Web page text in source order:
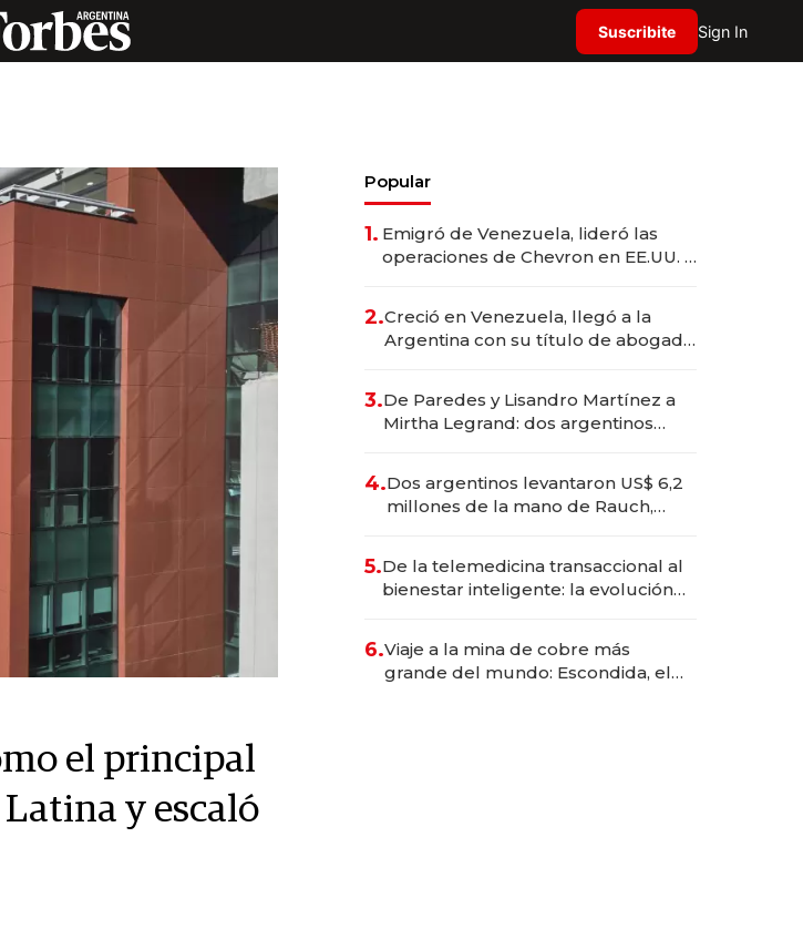
Suscribite Sign In
el principal
y escaló
Popular
1. Emigró de Venezuela, lideró las
operaciones de Chevron en EE.UU. y
2.Creció en Venezuela, llegó a la
Argentina con su título de abogado
marcas "fast premium"
3.De Paredes y Lisandro Martínez a
Mirtha Legrand: dos argentinos
deportivo y el cuidado corporal
4.Dos argentinos levantaron US$ 6,2
millones de la mano de Rauch,
5.De la telemedicina transaccional al
bienestar inteligente: la evolución
6.Viaje a la mina de cobre más
grande del mundo: Escondida, el